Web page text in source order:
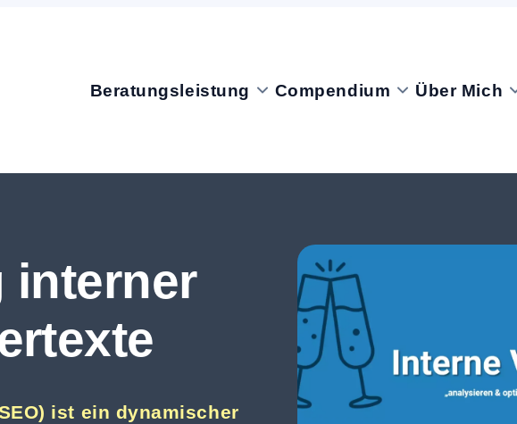
Beratungsleistung Compendium Über Mich
interner
ist ein dynamischer